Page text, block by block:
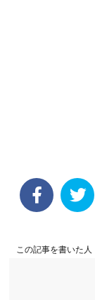
この記事を書いた人